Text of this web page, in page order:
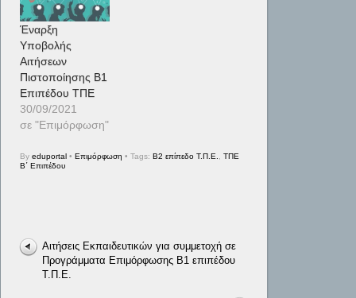
Έναρξη
Υποβολής
Αιτήσεων
Πιστοποίησης Β1
Επιπέδου ΤΠΕ
30/09/2021
σε "Επιμόρφωση"
Byeduportal • Επιμόρφωση • Tags:Β2 επίπεδο Τ.Π.Ε.,ΤΠΕ
Β΄ Επιπέδου
Αιτήσεις Εκπαιδευτικών για συμμετοχή σε
Προγράμματα Επιμόρφωσης Β1 επιπέδου
Τ.Π.Ε.